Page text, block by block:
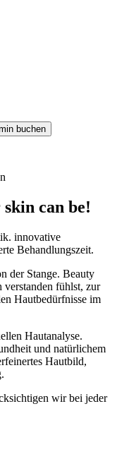
buchen
can be!
innovative
Behandlungszeit.
der Stange. Beauty
fühlst, zur
Hautbedürfnisse im
Hautanalyse.
und natürlichem
Hautbild,
wir bei jeder